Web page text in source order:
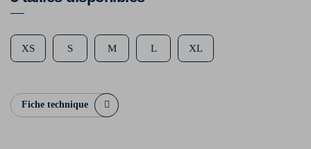
XS S M L XL
Fiche technique